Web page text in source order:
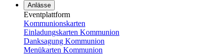
Anlässe
Eventplattform
Kommunionskarten
Einladungskarten Kommunion
Danksagung Kommunion
Menükarten Kommunion